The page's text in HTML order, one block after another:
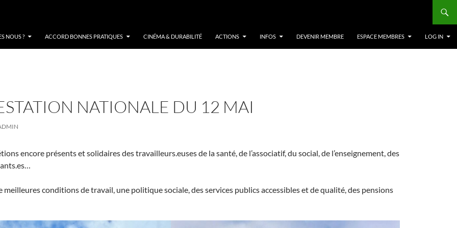
NOUS ? ACCORD BONNES PRATIQUES CINÉMA & DURABILITÉ ACTIONS INFOS DEVENIR MEMBRE ESPACE MEMBRES LOG IN
NATIONALE DU 12 MAI
encore présents et solidaires des travailleurs.euses de la santé, de l’associatif, du social, de l’enseignement, des
meilleures conditions de travail, une politique sociale, des services publics accessibles et de qualité, des pensions